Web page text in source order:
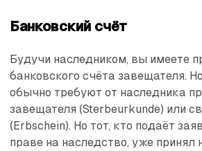
Банковский счёт
Будучи наследником, вы имеете
банковского счёта завещателя.
обычно требуют от наследника
завещателя (Sterbeurkunde) или
(Erbschein). Но тот, кто подаёт
праве на наследство, уже принял